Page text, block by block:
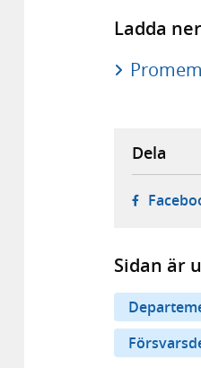
Ladda
Dela
Sidan är